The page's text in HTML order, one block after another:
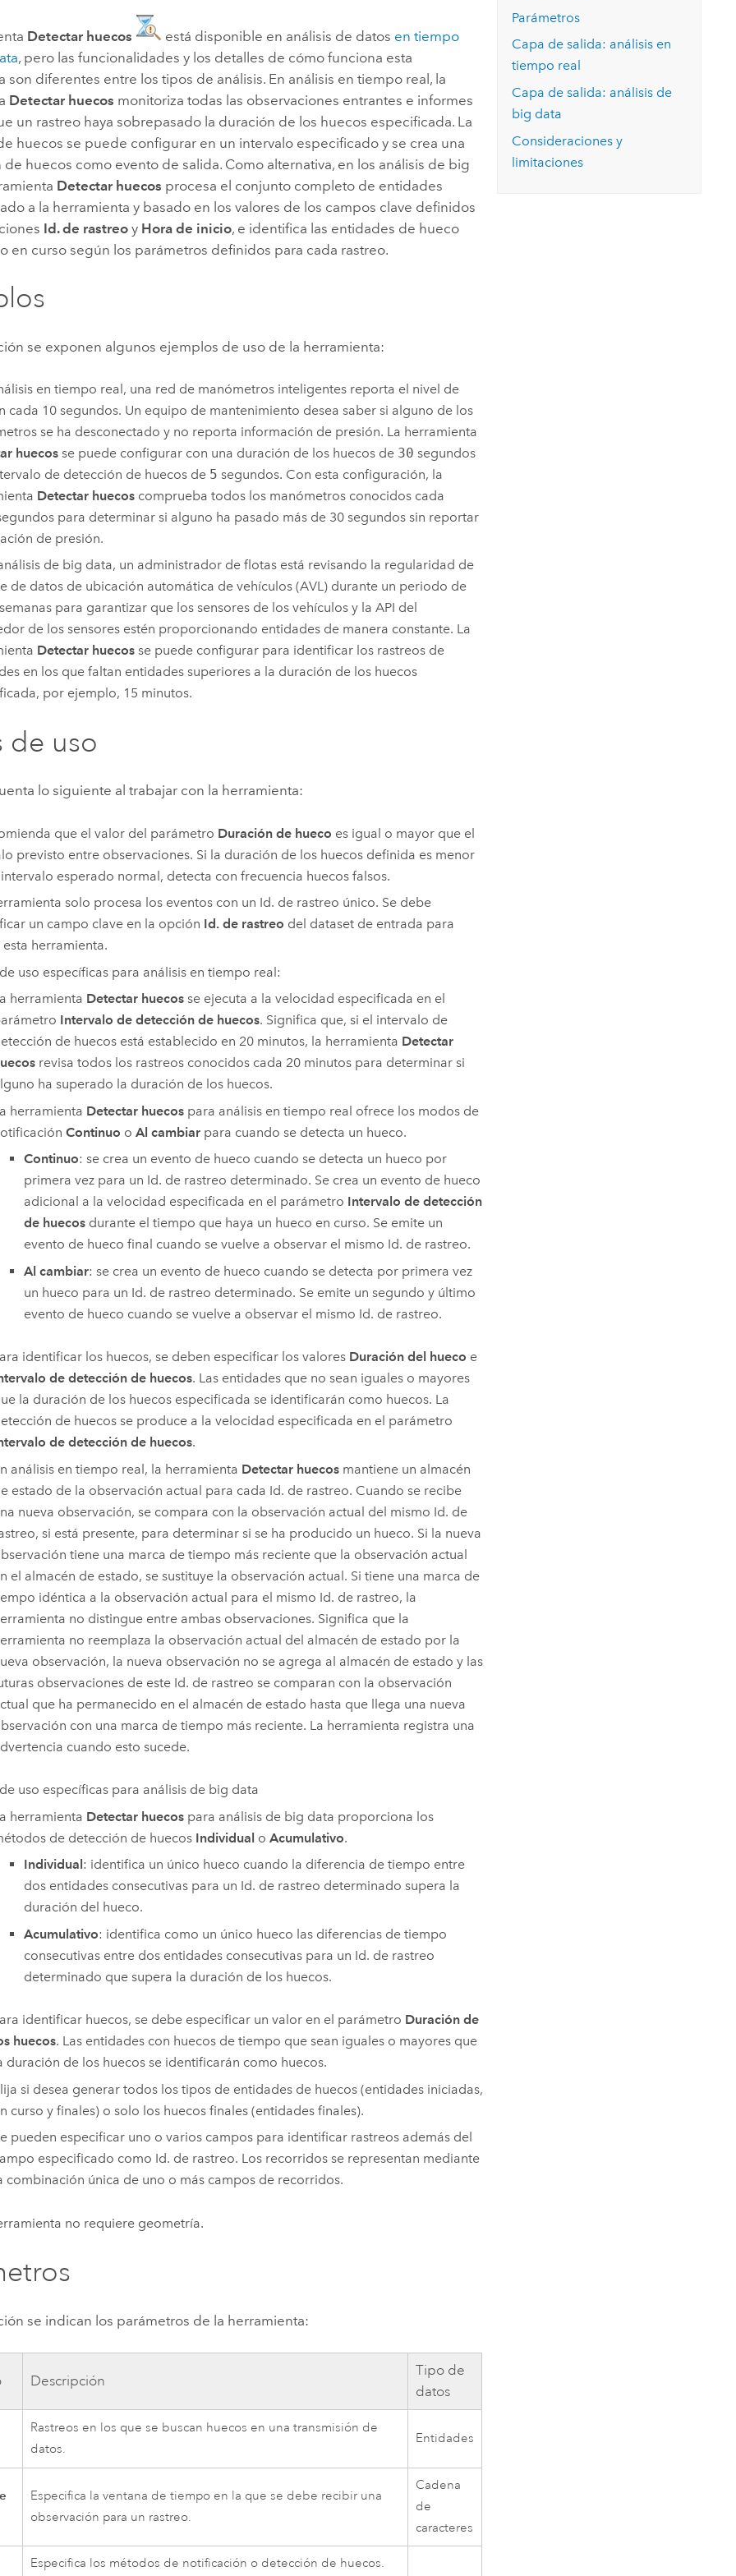
Explorar ArcGIS Pro
Todas las historias
Leer la historia
Detectar huecos está disponible en análisis de datos en tiempo
, pero las funcionalidades y los detalles de cómo funciona esta
son diferentes entre los tipos de análisis. En análisis en tiempo real, la
Detectar huecos monitoriza todas las observaciones entrantes e informes
un rastreo haya sobrepasado la duración de los huecos especificada. La
huecos se puede configurar en un intervalo especificado y se crea una
huecos como evento de salida. Como alternativa, en los análisis de big
Detectar huecos procesa el conjunto completo de entidades
a la herramienta y basado en los valores de los campos clave definidos
Id. de rastreo y Hora de inicio, e identifica las entidades de hueco
en curso según los parámetros definidos para cada rastreo.
se exponen algunos ejemplos de uso de la herramienta:
en tiempo real, una red de manómetros inteligentes reporta el nivel de
cada 10 segundos. Un equipo de mantenimiento desea saber si alguno de los
se ha desconectado y no reporta información de presión. La herramienta
huecosse puede configurar con una duración de los huecos de 30 segundos
de detección de huecos de 5 segundos. Con esta configuración, la
Detectar huecoscomprueba todos los manómetros conocidos cada
para determinar si alguno ha pasado más de 30 segundos sin reportar
de presión.
de big data, un administrador de flotas está revisando la regularidad de
de datos de ubicación automática de vehículos (AVL) durante un periodo de
para garantizar que los sensores de los vehículos y la API del
de los sensores estén proporcionando entidades de manera constante. La
Detectar huecosse puede configurar para identificar los rastreos de
en los que faltan entidades superiores a la duración de los huecos
por ejemplo, 15 minutos.
de uso
lo siguiente al trabajar con la herramienta:
que el valor del parámetro Duración de hueco es igual o mayor que el
previsto entre observaciones. Si la duración de los huecos definida es menor
esperado normal, detecta con frecuencia huecos falsos.
solo procesa los eventos con un Id. de rastreo único. Se debe
un campo clave en la opción Id. de rastreo del dataset de entrada para
esta herramienta.
uso específicas para análisis en tiempo real:
herramienta Detectar huecosse ejecuta a la velocidad especificada en el
Intervalo de detección de huecos. Significa que, si el intervalo de
de huecos está establecido en 20 minutos, la herramienta Detectar
revisa todos los rastreos conocidos cada 20 minutos para determinar si
ha superado la duración de los huecos.
herramienta Detectar huecospara análisis en tiempo real ofrece los modos de
Continuo o Al cambiarpara cuando se detecta un hueco.
Continuo: se crea un evento de hueco cuando se detecta un hueco por
primera vez para un Id. de rastreo determinado. Se crea un evento de hueco
adicional a la velocidad especificada en el parámetro Intervalo de detección
de huecos durante el tiempo que haya un hueco en curso. Se emite un
evento de hueco final cuando se vuelve a observar el mismo Id. de rastreo.
Al cambiar: se crea un evento de hueco cuando se detecta por primera vez
un hueco para un Id. de rastreo determinado. Se emite un segundo y último
evento de hueco cuando se vuelve a observar el mismo Id. de rastreo.
identificar los huecos, se deben especificar los valores Duración del hueco e
de detección de huecos. Las entidades que no sean iguales o mayores
la duración de los huecos especificada se identificarán como huecos. La
de huecos se produce a la velocidad especificada en el parámetro
de detección de huecos.
análisis en tiempo real, la herramienta Detectar huecosmantiene un almacén
estado de la observación actual para cada Id. de rastreo. Cuando se recibe
nueva observación, se compara con la observación actual del mismo Id. de
si está presente, para determinar si se ha producido un hueco. Si la nueva
tiene una marca de tiempo más reciente que la observación actual
el almacén de estado, se sustituye la observación actual. Si tiene una marca de
idéntica a la observación actual para el mismo Id. de rastreo, la
no distingue entre ambas observaciones. Significa que la
no reemplaza la observación actual del almacén de estado por la
observación, la nueva observación no se agrega al almacén de estado y las
observaciones de este Id. de rastreo se comparan con la observación
que ha permanecido en el almacén de estado hasta que llega una nueva
con una marca de tiempo más reciente. La herramienta registra una
cuando esto sucede.
uso específicas para análisis de big data
herramienta Detectar huecospara análisis de big data proporciona los
de detección de huecos Individual o Acumulativo.
Individual : identifica un único hueco cuando la diferencia de tiempo entre
dos entidades consecutivas para un Id. de rastreo determinado supera la
duración del hueco.
Acumulativo: identifica como un único hueco las diferencias de tiempo
consecutivas entre dos entidades consecutivas para un Id. de rastreo
determinado que supera la duración de los huecos.
identificar huecos, se debe especificar un valor en el parámetro Duración de
huecos. Las entidades con huecos de tiempo que sean iguales o mayores que
duración de los huecos se identificarán como huecos.
si desea generar todos los tipos de entidades de huecos (entidades iniciadas,
curso y finales) o solo los huecos finales (entidades finales).
pueden especificar uno o varios campos para identificar rastreos además del
especificado como Id. de rastreo. Los recorridos se representan mediante
combinación única de uno o más campos de recorridos.
no requiere geometría.
se indican los parámetros de la herramienta:
Descripción
Tipo de
datos
Rastreos en los que se buscan huecos en una transmisión de
datos.
Entidades
Especifica la ventana de tiempo en la que se debe recibir una
observación para un rastreo.
Cadena
de
caracteres
Especifica los métodos de notificación o detección de huecos.
Parámetros
Capa de salida: análisis en
tiempo real
Capa de salida: análisis de
big data
Consideraciones y
limitaciones